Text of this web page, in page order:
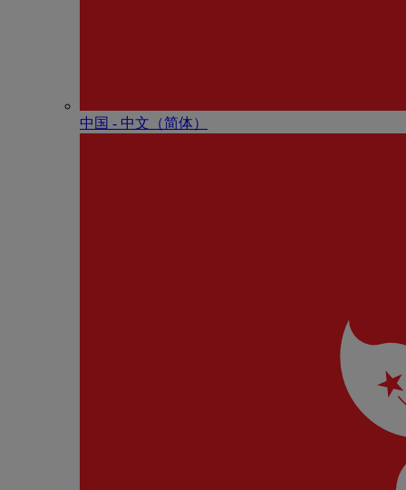
中国 - 中⽂（简体）